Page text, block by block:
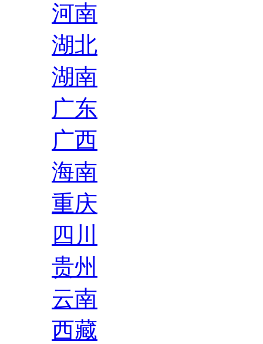
河南
湖北
湖南
广东
广西
海南
重庆
四川
贵州
云南
西藏